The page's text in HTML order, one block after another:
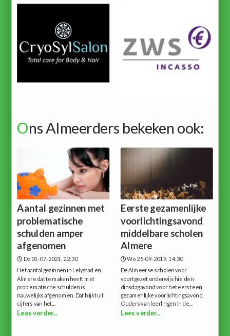
Ons Almeerders bekeken ook:
Aantal gezinnen met
problematische
schulden amper
afgenomen
Do 01-07-2021, 22:30
Het aantal gezinnen in Lelystad en
Almere dat te maken heeft met
problematische schulden is
nauwelijks afgenomen. Dat blijkt uit
cijfers van het...
Lees verder...
Eerste gezamenlijke
voorlichtingsavond
middelbare scholen
Almere
Wo 25-09-2019, 14:30
De Almeerse scholen voor
voortgezet onderwijs hielden
dinsdagavond voor het eerst een
gezamenlijke voorlichtingsavond.
Ouders van leerlingen in de...
Lees verder...